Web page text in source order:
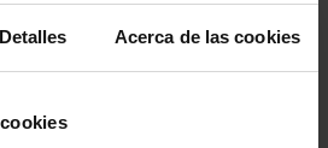
Detalles Acerca de las cookies